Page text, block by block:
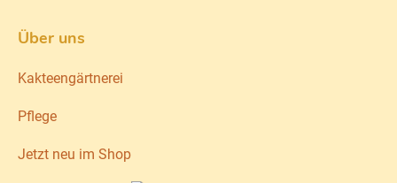
Über uns
Kakteengärtnerei
Pflege
Jetzt neu im Shop